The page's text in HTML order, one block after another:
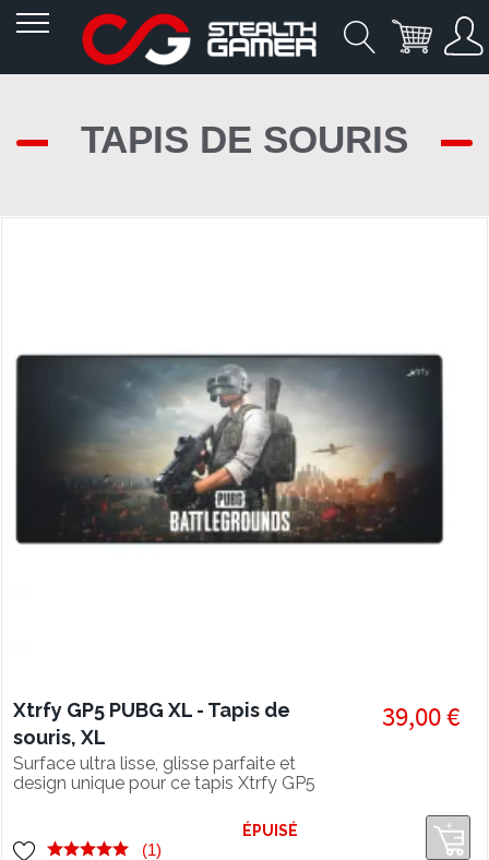
TAPIS DE SOURIS
Xtrfy GP5 PUBG XL - Tapis de
souris, XL
Surface ultra lisse, glisse parfaite et
design unique pour ce tapis Xtrfy GP5
39,00 €
(1)
ÉPUISÉ